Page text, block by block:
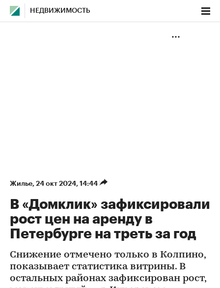
НЕДВИЖИМОСТЬ
Жилье⁠, 24 окт 2024, 14:44
В «Домклик» зафиксировали
рост цен на аренду в
Петербурге на треть за год
Снижение отмечено только в Колпино,
показывает статистика витрины. В
остальных районах зафиксирован рост,